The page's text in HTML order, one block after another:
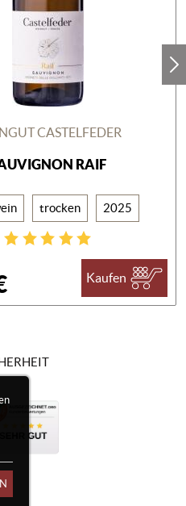
CASTELFEDER
RAIF
trocken 2025
Kaufen